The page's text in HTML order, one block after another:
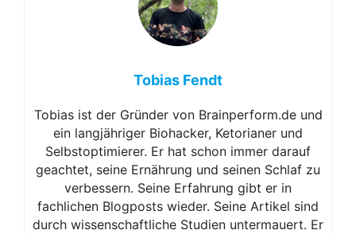
Tobias Fendt
Tobias ist der Gründer von Brainperform.de und
ein langjähriger Biohacker, Ketorianer und
Selbstoptimierer. Er hat schon immer darauf
geachtet, seine Ernährung und seinen Schlaf zu
verbessern. Seine Erfahrung gibt er in
fachlichen Blogposts wieder. Seine Artikel sind
durch wissenschaftliche Studien untermauert. Er